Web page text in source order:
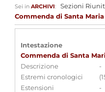
Sei in ARCHIVI: Sezioni
Commenda di Santa
Intestazione
Commenda di Santa
Descrizione
-
Estremi cronologici
Estensioni
-